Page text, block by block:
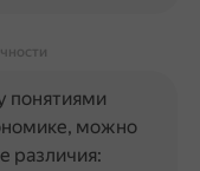
понятиями
можно
различия: